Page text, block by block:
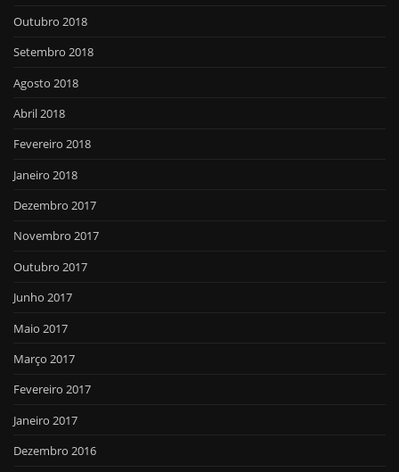
Outubro 2018
Setembro 2018
Agosto 2018
Abril 2018
Fevereiro 2018
Janeiro 2018
Dezembro 2017
Novembro 2017
Outubro 2017
Junho 2017
Maio 2017
Março 2017
Fevereiro 2017
Janeiro 2017
Dezembro 2016